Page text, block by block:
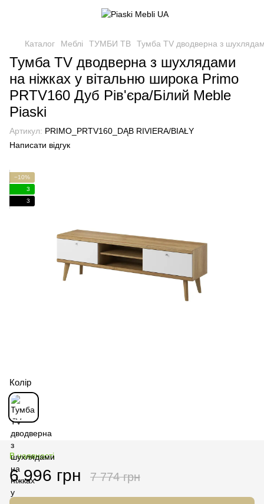
Каталог Меблі ТУМБИ ТВ Тумба TV дводверна з
Тумба TV дводверна з шухлядами
на ніжках у вітальню широка Primo
PRTV160 Дуб Рів'єра/Білий Meble
Piaski
Артикул: PRIMO_PRTV160_DĄB RIVIERA/BIAŁY
Написати відгук
−10%
3
3
Колір
В наявності
6 996 грн 7 774 грн